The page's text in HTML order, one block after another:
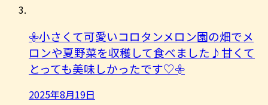
𖧷小さくて可愛いコロタンメロン園の畑でメ
ロンや夏野菜を収穫して食べました♪甘くて
とっても美味しかったです♡𖧷
2025年8月19日